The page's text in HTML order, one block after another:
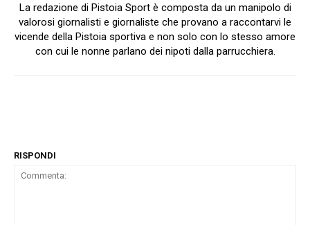
La redazione di Pistoia Sport è composta da un manipolo di
valorosi giornalisti e giornaliste che provano a raccontarvi le
vicende della Pistoia sportiva e non solo con lo stesso amore
con cui le nonne parlano dei nipoti dalla parrucchiera.
RISPONDI